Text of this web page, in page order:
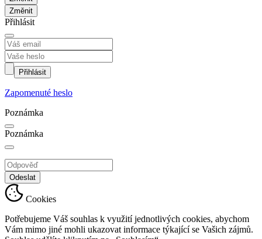
Změnit
Přihlásit
Přihlásit
Zapomenuté heslo
Poznámka
Poznámka
Odeslat
Cookies
Potřebujeme Váš souhlas k využití jednotlivých cookies, abychom
Vám mimo jiné mohli ukazovat informace týkající se Vašich zájmů.